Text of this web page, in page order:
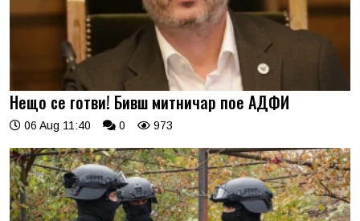
Нещо се готви! Бивш митничар пое АДФИ
06 Aug 11:40 0 973